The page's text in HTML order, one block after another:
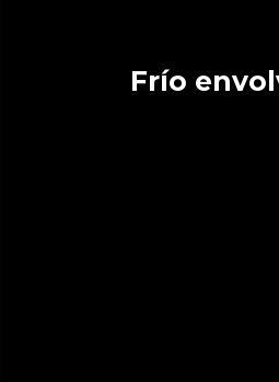
Frío